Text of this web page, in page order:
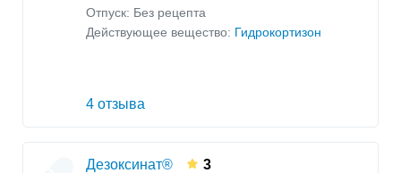
Отпуск: Без рецепта
Действующее вещество: Гидрокортизон
4 отзыва
Дезоксинат® 3